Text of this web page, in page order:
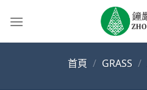
首頁 / GRASS /